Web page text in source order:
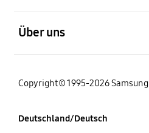
Über uns
Copyright© 1995-2026
Deutschland/Deutsch